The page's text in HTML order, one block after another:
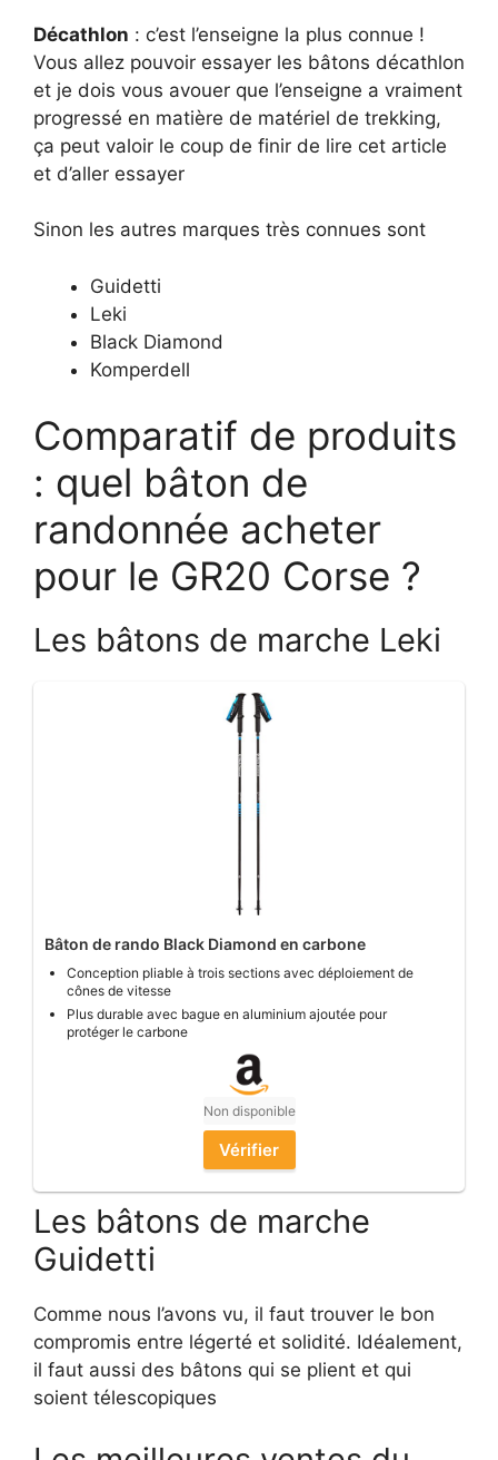
Décathlon : c’est l’enseigne la plus connue !
Vous allez pouvoir essayer les bâtons décathlon
et je dois vous avouer que l’enseigne a vraiment
progressé en matière de matériel de trekking,
ça peut valoir le coup de finir de lire cet article
et d’aller essayer
Sinon les autres marques très connues sont
Guidetti
Leki
Black Diamond
Komperdell
Comparatif de produits
: quel bâton de
randonnée acheter
pour le GR20 Corse ?
Les bâtons de marche Leki
Bâton de rando Black Diamond en carbone
Conception pliable à trois sections avec déploiement de
cônes de vitesse
Plus durable avec bague en aluminium ajoutée pour
protéger le carbone
Non disponible
Vérifier
Les bâtons de marche
Guidetti
Comme nous l’avons vu, il faut trouver le bon
compromis entre légerté et solidité. Idéalement,
il faut aussi des bâtons qui se plient et qui
soient télescopiques